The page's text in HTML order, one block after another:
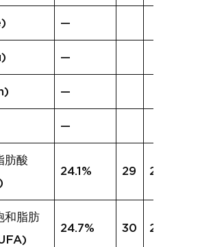
—
—
—
—
肪酸
24.1% 29 22.1%
和脂肪
24.7% 30 21.6%